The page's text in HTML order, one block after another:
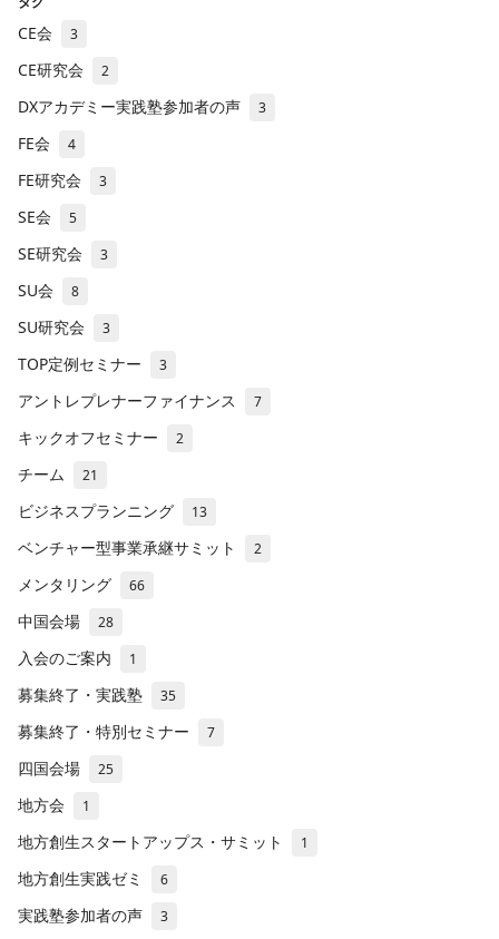
CE会 3
CE研究会 2
DXアカデミー実践塾参加者の声 3
FE会 4
FE研究会 3
SE会 5
SE研究会 3
SU会 8
SU研究会 3
TOP定例セミナー 3
アントレプレナーファイナンス 7
キックオフセミナー 2
チーム 21
ビジネスプランニング 13
ベンチャー型事業承継サミット 2
メンタリング 66
中国会場 28
入会のご案内 1
募集終了・実践塾 35
募集終了・特別セミナー 7
四国会場 25
地方会 1
地方創生スタートアップス・サミット 1
地方創生実践ゼミ 6
実践塾参加者の声 3